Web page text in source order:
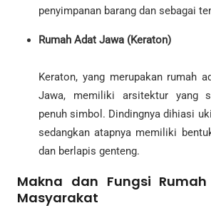
penyimpanan barang dan sebagai
Rumah Adat Jawa (Keraton)
Keraton, yang merupakan rumah
Jawa, memiliki arsitektur yang
penuh simbol. Dindingnya dihiasi
sedangkan atapnya memiliki
dan berlapis genteng.
Makna dan Fungsi
Masyarakat